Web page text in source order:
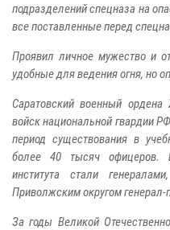
подразделений спецназа на
все поставленные перед
Проявил личное мужество и
удобные для ведения огня, но
Саратовский военный ордена
войск национальной гвардии
период существования в
более 40 тысяч офицеров.
института стали
Приволжским округом генерал-
За годы Великой